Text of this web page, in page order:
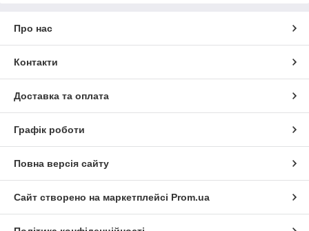
Про нас
Контакти
Доставка та оплата
Графік роботи
Повна версія сайту
Сайт створено на маркетплейсі Prom.ua